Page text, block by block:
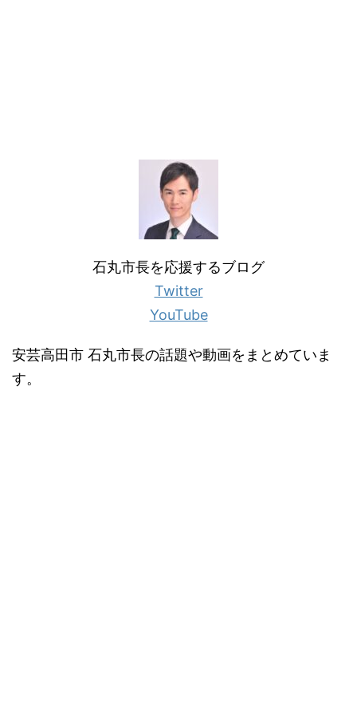
石丸市長を応援するブログ
Twitter
YouTube
安芸高田市 石丸市長の話題や動画をまとめていま
す。